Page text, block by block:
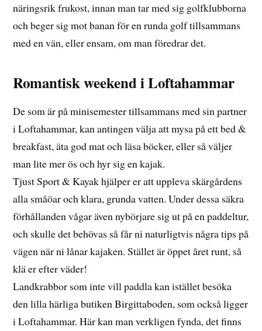
näringsrik frukost, innan man tar med sig golfklubborna
och beger sig mot banan för en runda golf tillsammans
med en vän, eller ensam, om man föredrar det.
Romantisk weekend i Loftahammar
De som är på minisemester tillsammans med sin partner
i Loftahammar, kan antingen välja att mysa på ett bed &
breakfast, äta god mat och läsa böcker, eller så väljer
man lite mer ös och hyr sig en kajak.
Tjust Sport & Kayak hjälper er att uppleva skärgårdens
alla småöar och klara, grunda vatten. Under dessa säkra
förhållanden vågar även nybörjare sig ut på en paddeltur,
och skulle det behövas så får ni naturligtvis några tips på
vägen när ni lånar kajaken. Stället är öppet året runt, så
klä er efter väder!
Landkrabbor som inte vill paddla kan istället besöka
den lilla härliga butiken Birgittaboden, som också ligger
i Loftahammar. Här kan man verkligen fynda, det finns